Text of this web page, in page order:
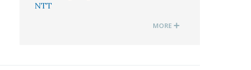
NTT
MORE